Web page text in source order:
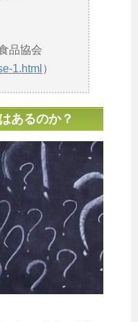
品協会
1.html ）
あるのか？